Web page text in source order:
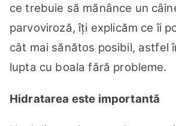
ce trebuie să mănânce un
parvoviroză, îți explicăm ce îi
cât mai sănătos posibil, astfel
lupta cu boala fără probleme.
Hidratarea este importantă